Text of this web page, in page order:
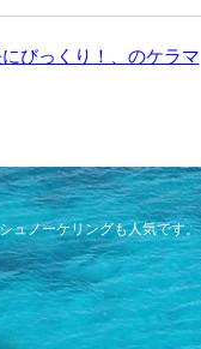
びっくり！、のケラマ
ュノーケリングも人気です。